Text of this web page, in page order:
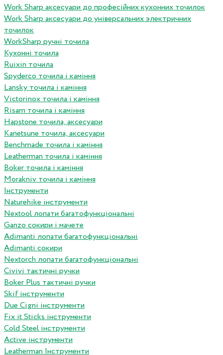
Work Sharp аксесуари до професiйних кухонних точилок
Work Sharp аксесуари до унiверсальних электричних
точилок
WorkSharp ручні точила
Кухонні точила
Ruixin точила
Spyderco точила і каміння
Lansky точила і каміння
Victorinox точила і каміння
Risam точила і каміння
Hapstone точила, аксесуари
Kanetsune точила, аксесуари
Benchmade точила і каміння
Leatherman точила і каміння
Boker точила і каміння
Morakniv точила і каміння
Інструменти
Naturehike інструменти
Nextool лопати багатофункціональні
Ganzo сокири і мачете
Adimanti лопати багатофункціональні
Adimanti сокири
Nextorch лопати багатофункціональні
Сivivi тактичні ручки
Boker Plus тактичні ручки
Skif інструменти
Due Cigni інструменти
Fix it Sticks інструменти
Сold Steel інструменти
Active інструменти
Leatherman Інструменти